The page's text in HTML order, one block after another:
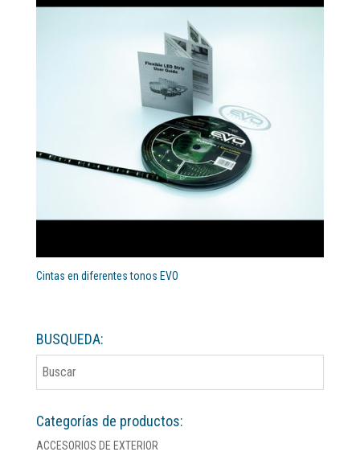
Cintas en diferentes tonos EVO
BUSQUEDA:
Categorías de productos:
ACCESORIOS DE EXTERIOR